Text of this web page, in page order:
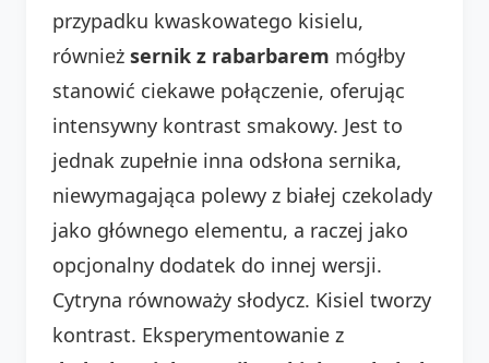
przypadku kwaskowatego kisielu,
również sernik z rabarbarem mógłby
stanowić ciekawe połączenie, oferując
intensywny kontrast smakowy. Jest to
jednak zupełnie inna odsłona sernika,
niewymagająca polewy z białej czekolady
jako głównego elementu, a raczej jako
opcjonalny dodatek do innej wersji.
Cytryna równoważy słodycz. Kisiel tworzy
kontrast. Eksperymentowanie z